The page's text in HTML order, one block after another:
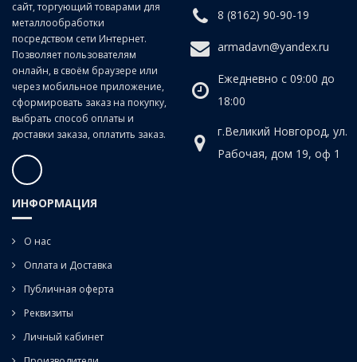
Р6М5 (быстрорежущая сталь)
сайт, торгующий товарами для
металлообработки
посредством сети Интернет.
Позволяет пользователям
онлайн, в своём браузере или
через мобильное приложение,
сформировать заказ на покупку,
выбрать способ оплаты и
доставки заказа, оплатить заказ.
8 (8162) 90-90-19
armadavn@yandex.ru
Ежедневно с 09:00 до
18:00
г.Великий Новгород, ул.
Рабочая, дом 19, оф 1
ИНФОРМАЦИЯ
О нас
Оплата и Доставка
Публичная оферта
Реквизиты
Личный кабинет